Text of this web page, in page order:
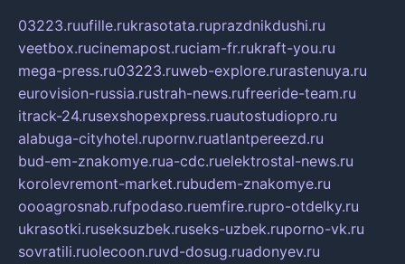
03223.ruufille.rukrasotata.ruprazdnikdushi.ru
veetbox.rucinemapost.ruciam-fr.rukraft-you.ru
mega-press.ru03223.ruweb-explore.rurastenuya.ru
eurovision-russia.rustrah-news.rufreeride-team.ru
itrack-24.rusexshopexpress.ruautostudiopro.ru
alabuga-cityhotel.rupornv.ruatlantpereezd.ru
bud-em-znakomye.rua-cdc.ruelektrostal-news.ru
korolevremont-market.rubudem-znakomye.ru
oooagrosnab.rufpodaso.ruemfire.rupro-otdelky.ru
ukrasotki.ruseksuzbek.ruseks-uzbek.ruporno-vk.ru
sovratili.ruolecoon.ruvd-dosug.ruadonyev.ru